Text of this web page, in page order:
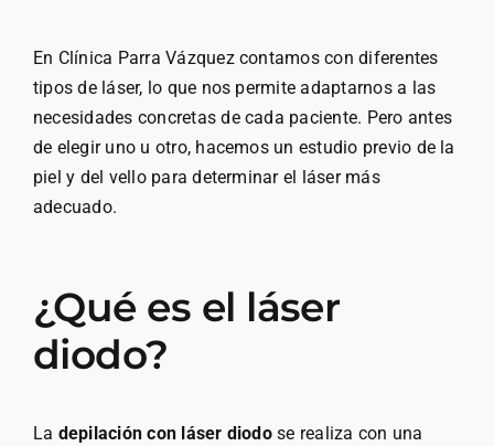
En Clínica Parra Vázquez contamos con diferentes
tipos de láser, lo que nos permite adaptarnos a las
necesidades concretas de cada paciente. Pero antes
de elegir uno u otro, hacemos un estudio previo de la
piel y del vello para determinar el láser más
adecuado.
¿Qué es el láser
diodo?
La depilación con láser diodose realiza con una